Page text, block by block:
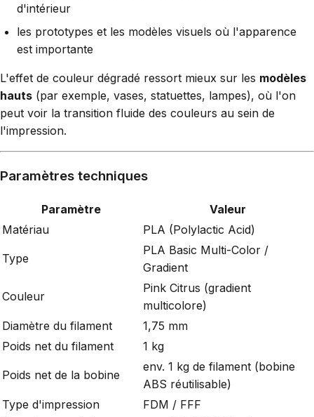
d'intérieur
les prototypes et les modèles visuels où l'apparence
est importante
L'effet de couleur dégradé ressort mieux sur les modèles
hauts (par exemple, vases, statuettes, lampes), où l'on
peut voir la transition fluide des couleurs au sein de
l'impression.
Paramètres techniques
Paramètre
Valeur
Matériau
PLA (Polylactic Acid)
Type
PLA Basic Multi-Color /
Gradient
Couleur
Pink Citrus (gradient
multicolore)
Diamètre du filament
1,75 mm
Poids net du filament
1 kg
Poids net de la bobine
env. 1 kg de filament (bobine
ABS réutilisable)
Type d'impression
FDM / FFF